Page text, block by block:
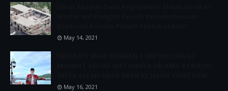
May 14, 2021
May 16, 2021